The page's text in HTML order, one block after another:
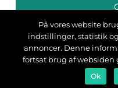
På vores website
indstillinger, statistik
annoncer. Denne
fortsat brug af
Ok